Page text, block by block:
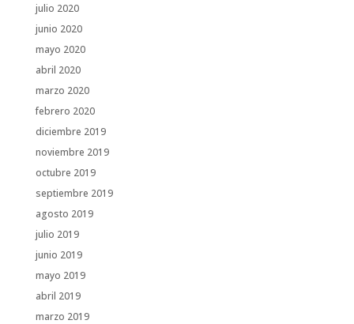
julio 2020
junio 2020
mayo 2020
abril 2020
marzo 2020
febrero 2020
diciembre 2019
noviembre 2019
octubre 2019
septiembre 2019
agosto 2019
julio 2019
junio 2019
mayo 2019
abril 2019
marzo 2019